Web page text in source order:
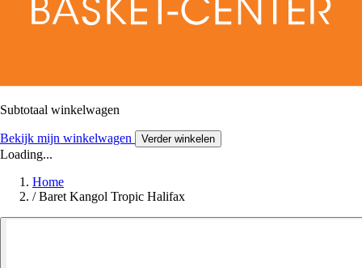
Subtotaal winkelwagen
Bekijk mijn winkelwagen Verder winkelen
Loading...
Home
/ Baret Kangol Tropic Halifax